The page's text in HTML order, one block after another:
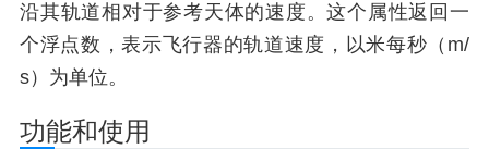
沿其轨道相对于参考天体的速度。这个属性返回一
个浮点数，表示飞行器的轨道速度，以米每秒（m/
s）为单位。
功能和使用